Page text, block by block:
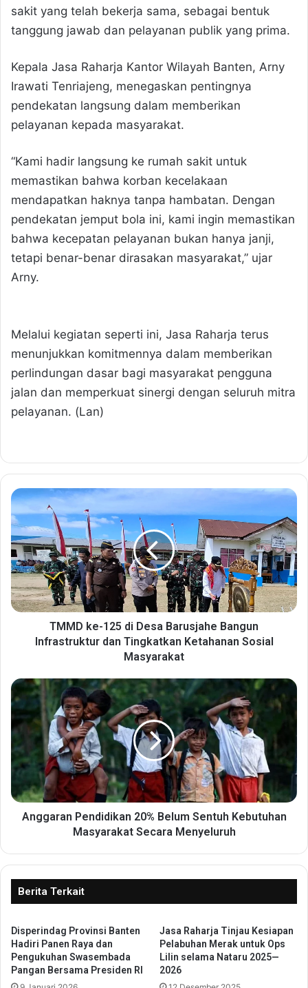
sakit yang telah bekerja sama, sebagai bentuk
tanggung jawab dan pelayanan publik yang prima.
Kepala Jasa Raharja Kantor Wilayah Banten, Arny
Irawati Tenriajeng, menegaskan pentingnya
pendekatan langsung dalam memberikan
pelayanan kepada masyarakat.
“Kami hadir langsung ke rumah sakit untuk
memastikan bahwa korban kecelakaan
mendapatkan haknya tanpa hambatan. Dengan
pendekatan jemput bola ini, kami ingin memastikan
bahwa kecepatan pelayanan bukan hanya janji,
tetapi benar-benar dirasakan masyarakat,” ujar
Arny.
Melalui kegiatan seperti ini, Jasa Raharja terus
menunjukkan komitmennya dalam memberikan
perlindungan dasar bagi masyarakat pengguna
jalan dan memperkuat sinergi dengan seluruh mitra
pelayanan. (Lan)
T
M
D
k
e
-
1
2
e
s
B
r
u
j
B
n
I
n
f
TMMD ke-125 di Desa Barusjahe Bangun
Infrastruktur dan Tingkatkan Ketahanan Sosial
Masyarakat
A
n
g
g
a
P
k
n
2
0
%
Anggaran Pendidikan 20% Belum Sentuh Kebutuhan
Masyarakat Secara Menyeluruh
Berita Terkait
Disperindag Provinsi Banten
Hadiri Panen Raya dan
Pengukuhan Swasembada
Pangan Bersama Presiden RI
Jasa Raharja Tinjau Kesiapan
Pelabuhan Merak untuk Ops
Lilin selama Nataru 2025—
2026